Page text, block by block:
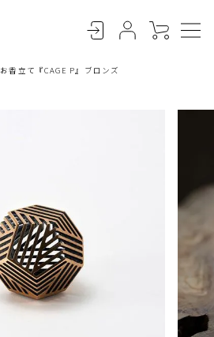
お香立て『CAGE P』ブロンズ